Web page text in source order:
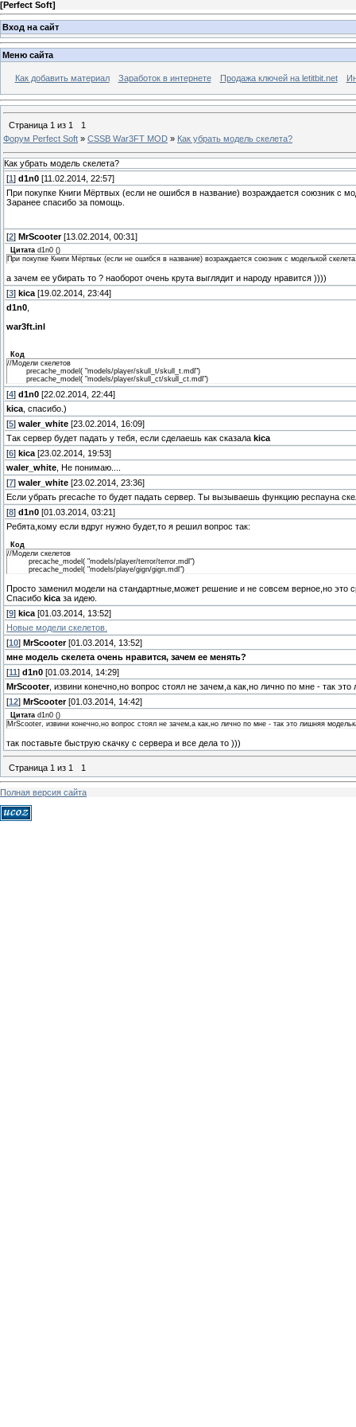
[Perfect Soft]
Вход на сайт
Меню сайта
Как добавить материал Заработок в интернете Продажа ключей на letitbit.net
Страница 1 из 1
1
Форум Perfect Soft » CSSB War3FT MOD » Как убрать модель скелета?
Как убрать модель скелета?
[1 ] d1n0 [11.02.2014, 22:57]
При покупке Книги Мёртвых (если не ошибся в название) возраждается союзник с
Заранее спасибо за помощь.
[2] MrScooter[13.02.2014, 00:31]
Цитата d1n0 ()
При покупке Книги Мёртвых (если не ошибся в название) возраждается союзник с моделькой
а зачем ее убирать то ? наоборот очень крута выглядит и народу нравится ))))
[3] kica [19.02.2014, 23:44]
d1n0
war3ft.inl
Код
//Модели скелетов
precache_model( "models/player/skull_t/skull_t.mdl")
precache_model( "models/player/skull_ct/skull_ct.mdl")
[4] d1n0 [22.02.2014, 22:44]
kica , спасибо.)
[5] waler_white [23.02.2014, 16:09]
Так сервер будет падать у тебя, если сделаешь как сказала kica
[6] kica [23.02.2014, 19:53]
waler_white , Не понимаю....
[7] waler_white [23.02.2014, 23:36]
Если убрать precache то будет падать сервер. Ты вызываешь функцию респауна
[8] d1n0 [01.03.2014, 03:21]
Ребята,кому если вдруг нужно будет,то я решил вопрос так:
Код
//Модели скелетов
precache_model( "models/player/terror/terror.mdl")
precache_model( "models/playe/gign/gign.mdl")
Просто заменил модели на стандартные,может решение и не совсем верное,но это
Спасибо kica за идею.
[9] kica [01.03.2014, 13:52]
Новые модели скелетов.
[10] MrScooter[01.03.2014, 13:52]
мне модель скелета очень нравится, зачем ее менять?
[11 ] d1n0 [01.03.2014, 14:29]
MrScooter, извини конечно,но вопрос стоял не зачем,а как,но лично по мне - так
[12] MrScooter[01.03.2014, 14:42]
Цитата d1n0 ()
MrScooter, извини конечно,но вопрос стоял не зачем,а как,но лично по мне - так это лишняя
так поставьте быструю скачку с сервера и все дела то )))
Страница 1 из 1 1
Полная версия сайта